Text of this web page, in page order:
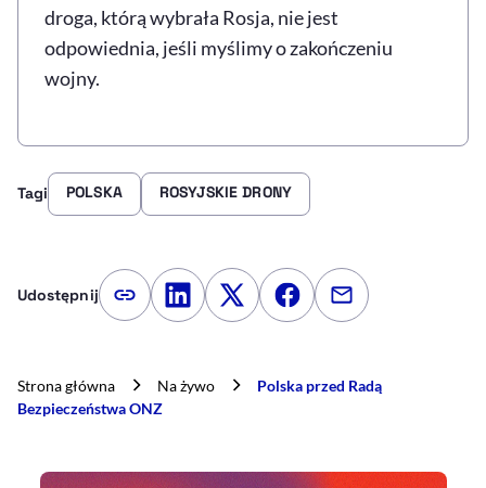
droga, którą wybrała Rosja, nie jest
odpowiednia, jeśli myślimy o zakończeniu
wojny.
Tagi POLSKA ROSYJSKIE DRONY
Udostępnij Kopiuj link artykułu
Udostępnij na LinkedIn
Udostępnij na Twitterze
Udostępnij na
Udostępnij
Strona główna Na żywo
Polska przed Radą
Bezpieczeństwa ONZ